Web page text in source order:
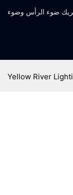
Yellow River